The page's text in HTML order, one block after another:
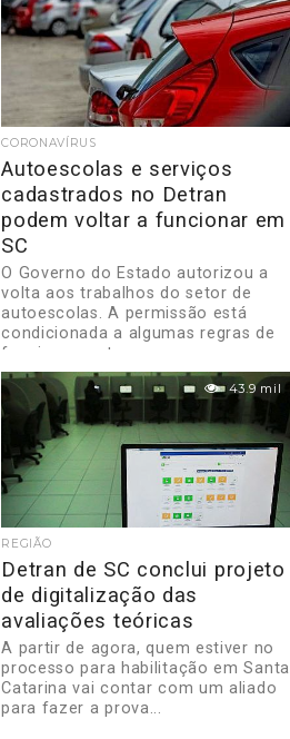
CORONAVÍRUS
Autoescolas e serviços
cadastrados no Detran
podem voltar a funcionar em
SC
O Governo do Estado autorizou a
volta aos trabalhos do setor de
autoescolas. A permissão está
condicionada a algumas regras de
funcionamento,...
43.9 mil
REGIÃO
Detran de SC conclui projeto
de digitalização das
avaliações teóricas
A partir de agora, quem estiver no
processo para habilitação em Santa
Catarina vai contar com um aliado
para fazer a prova...